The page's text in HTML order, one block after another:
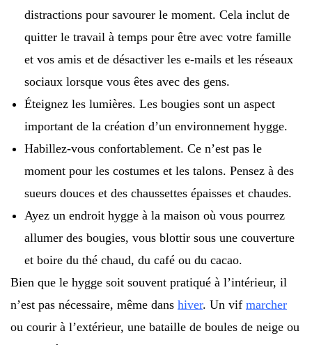
distractions pour savourer le moment. Cela inclut de
quitter le travail à temps pour être avec votre famille
et vos amis et de désactiver les e-mails et les réseaux
sociaux lorsque vous êtes avec des gens.
Éteignez les lumières. Les bougies sont un aspect
important de la création d’un environnement hygge.
Habillez-vous confortablement. Ce n’est pas le
moment pour les costumes et les talons. Pensez à des
sueurs douces et des chaussettes épaisses et chaudes.
Ayez un endroit hygge à la maison où vous pourrez
allumer des bougies, vous blottir sous une couverture
et boire du thé chaud, du café ou du cacao.
Bien que le hygge soit souvent pratiqué à l’intérieur, il
n’est pas nécessaire, même dans hiver. Un vif marcher
ou courir à l’extérieur, une bataille de boules de neige ou